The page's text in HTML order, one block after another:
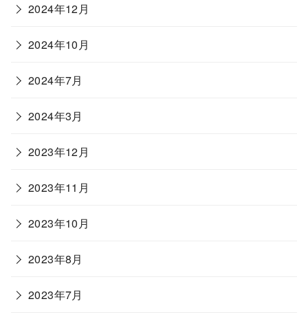
2024年12月
2024年10月
2024年7月
2024年3月
2023年12月
2023年11月
2023年10月
2023年8月
2023年7月